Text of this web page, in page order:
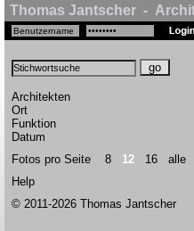
Thomas Jantscher -
Architekten
Ort
Funktion
Datum
Fotos pro Seite 8 12 16
alle
Help
© 2011-2026 Thomas Jantscher